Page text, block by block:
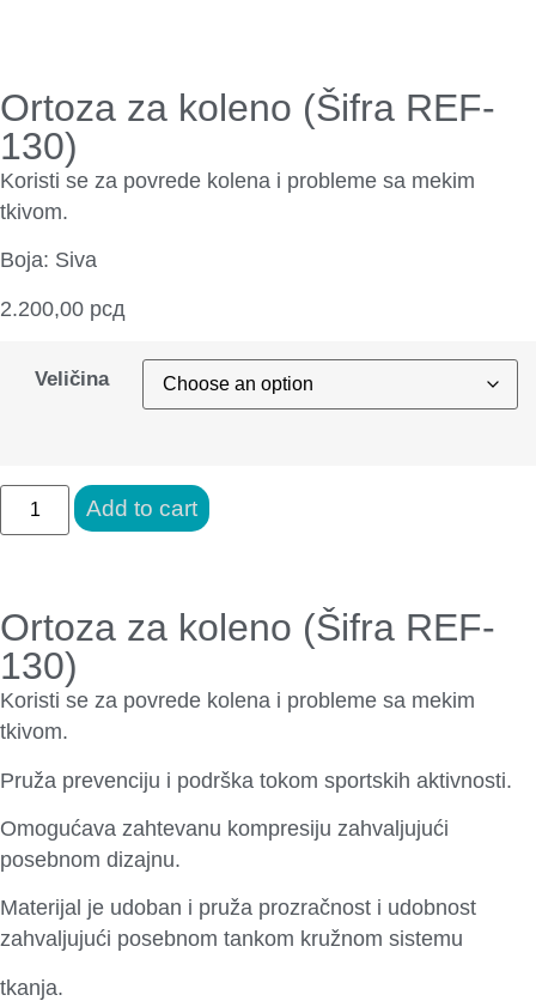
Ortoza za koleno (Šifra REF-
130)
Koristi se za povrede kolena i probleme sa mekim
tkivom.
Boja: Siva
2.200,00 рсд
Veličina
Add to cart
Ortoza za koleno (Šifra REF-
130)
Koristi se za povrede kolena i probleme sa mekim
tkivom.
Pruža prevenciju i podrška tokom sportskih aktivnosti.
Omogućava zahtevanu kompresiju zahvaljujući
posebnom dizajnu.
Materijal je udoban i pruža prozračnost i udobnost
zahvaljujući posebnom tankom kružnom sistemu
tkanja.